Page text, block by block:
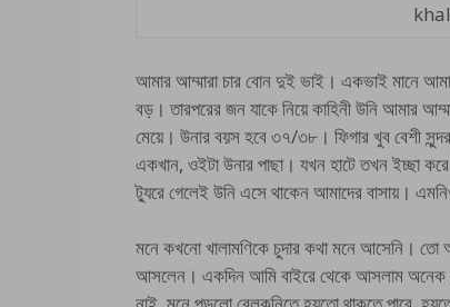
আমার আম্মারা চার বোন দুই ভাই। একভাই মানে
বড়। তারপরের জন যাকে নিয়ে কাহিনী উনি আমার
মেয়ে। উনার বয়স হবে ৩৭/৩৮। ফিগার খুব বেশী
একখান, ওইটা উনার পাছা। যখন হাটে তখন ইচ্ছা
ট্যুরে গেলেই উনি এসে থাকেন আমাদের বাসায়।
মনে কখনো খালামণিকে চুদার কথা মনে আসেনি। তো
আসলেন। একদিন আমি বাইরে থেকে আসলাম অনেক